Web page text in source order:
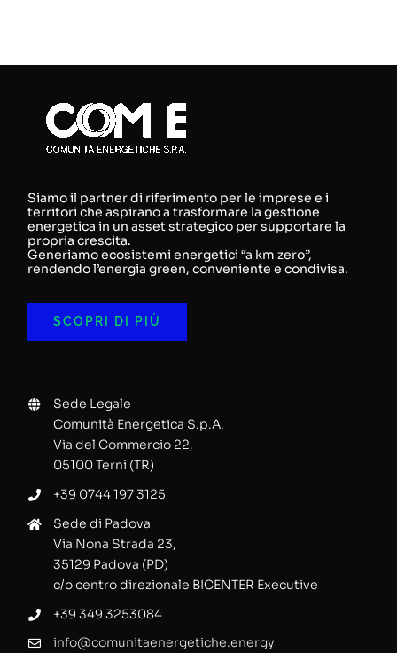
Siamo il partner di riferimento per le imprese e i
territori che aspirano a trasformare la gestione
energetica in un asset strategico per supportare la
propria crescita.
Generiamo ecosistemi energetici “a km zero”,
rendendo l’energia green, conveniente e condivisa.
SCOPRI DI PIÙ
Sede Legale
Comunità Energetica S.p.A.
Via del Commercio 22,
05100 Terni (TR)
+39 0744 197 3125
Sede di Padova
Via Nona Strada 23,
35129 Padova (PD)
c/o centro direzionale BICENTER Executive
+39 349 3253084
info@comunitaenergetiche.energy